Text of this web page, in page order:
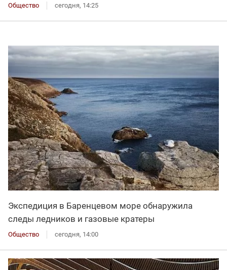
Общество сегодня, 14:25
Экспедиция в Баренцевом море обнаружила
следы ледников и газовые кратеры
Общество сегодня, 14:00